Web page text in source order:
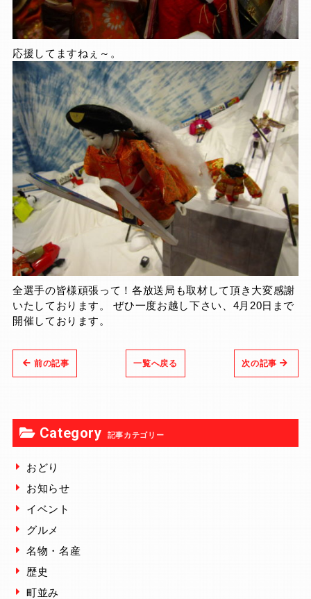
応援してますねぇ～。
全選手の皆様頑張って！各放送局も取材して頂き大変感謝
いたしております。 ぜひ一度お越し下さい、4月20日まで
開催しております。
次の記事
一覧へ戻る
前の記事
Category 記事カテゴリー
おどり
お知らせ
イベント
グルメ
名物・名産
歴史
町並み